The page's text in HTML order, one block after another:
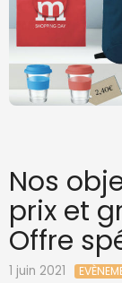
Nos
prix et
Offre
1 juin 2021